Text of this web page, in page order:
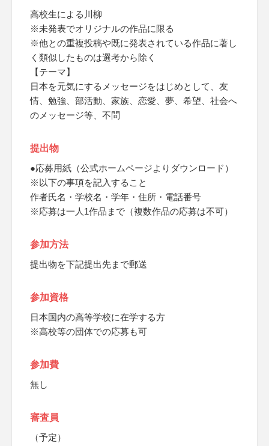
高校生による川柳
※未発表でオリジナルの作品に限る
※他との重複投稿や既に発表されている作品に著し
く類似したものは選考から除く
【テーマ】
日本を元気にするメッセージをはじめとして、友
情、勉強、部活動、家族、恋愛、夢、希望、社会へ
のメッセージ等、不問
提出物
●応募用紙（公式ホームページよりダウンロード）
※以下の事項を記入すること
作者氏名・学校名・学年・住所・電話番号
※応募は一人1作品まで（複数作品の応募は不可）
参加方法
提出物を下記提出先まで郵送
参加資格
日本国内の高等学校に在学する方
※高校等の団体での応募も可
参加費
無し
審査員
（予定）